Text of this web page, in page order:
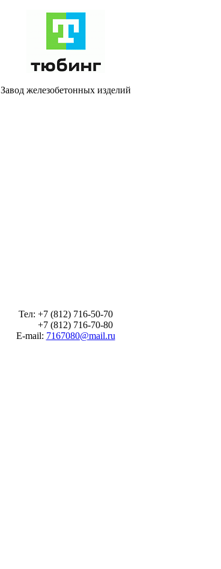
Завод железобетонных изделий
Тел: +7 (812) 716-50-70
+7 (812) 716-70-80
E-mail: 7167080@mail.ru